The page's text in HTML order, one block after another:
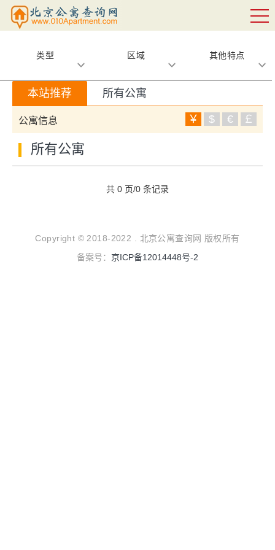
类型 区域 其他特点
本站推荐 所有公寓
公寓信息 ￥ $ € ￡
所有公寓
共 0 页/0 条记录
Copyright © 2018-2022 . 北京公寓查询网 版权所有
备案号： 京ICP备12014448号-2